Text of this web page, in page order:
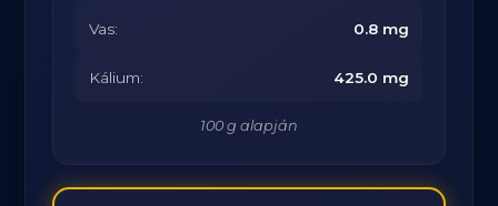
Vas: 0.8 mg
Kálium: 425.0 mg
100 g alapján